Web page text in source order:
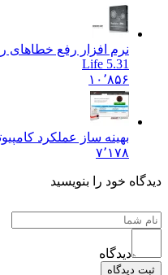
نرم افزار رفع خطاهای
Life 5.31
۱۰٬۸۵۶
بهینه ساز عملکرد کامپیوتر PC
۷٬۱۷۸
خود را بنویسید
دیدگاه